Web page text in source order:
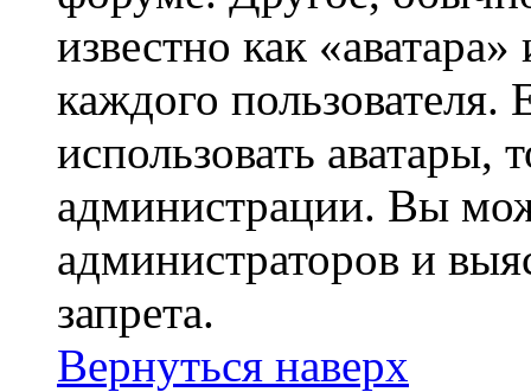
известно как
каждого
использовать аватары,
администрации. Вы
администраторов и
запрета.
Вернуться наверх